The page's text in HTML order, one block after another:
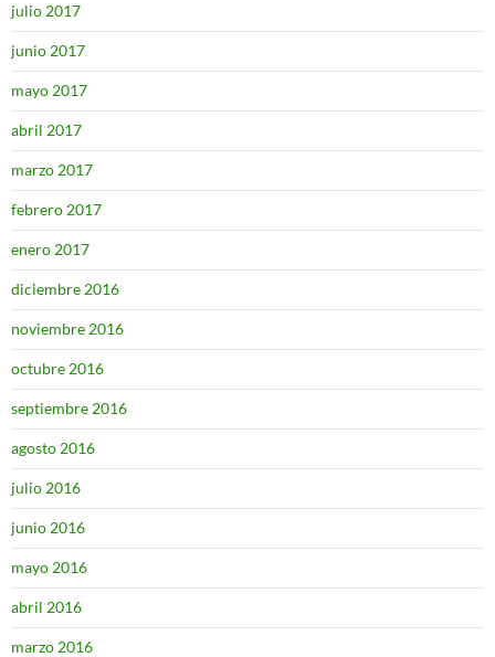
julio 2017
junio 2017
mayo 2017
abril 2017
marzo 2017
febrero 2017
enero 2017
diciembre 2016
noviembre 2016
octubre 2016
septiembre 2016
agosto 2016
julio 2016
junio 2016
mayo 2016
abril 2016
marzo 2016